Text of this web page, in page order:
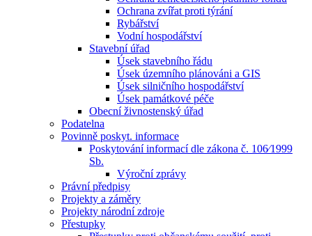
Ochrana zvířat proti týrání
Rybářství
Vodní hospodářství
Stavební úřad
Úsek stavebního řádu
Úsek územního plánováni a GIS
Úsek silničního hospodářství
Úsek památkové péče
Obecní živnostenský úřad
Podatelna
Povinně poskyt. informace
Poskytování informací dle zákona č. 106⁄1999
Sb.
Výroční zprávy
Právní předpisy
Projekty a záměry
Projekty národní zdroje
Přestupky